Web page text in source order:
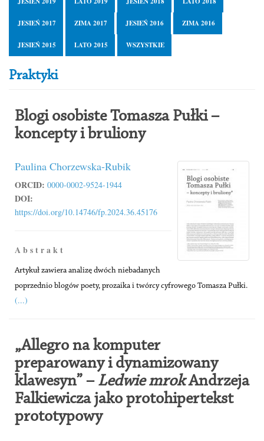
JESIEŃ 2017 ZIMA 2017 JESIEŃ 2016 ZIMA 2016
JESIEŃ 2015 LATO 2015 WSZYSTKIE
Praktyki
Blogi osobiste Tomasza Pułki –
koncepty i bruliony
Paulina Chorzewska-Rubik
ORCID: 0000-0002-9524-1944
DOI:
https://doi.org/10.14746/fp.2024.36.45176
A b s t r a k t
Artykuł zawiera analizę dwóch niebadanych
poprzednio blogów poety, prozaika i twórcy cyfrowego Tomasza Pułki.
(...)
„Allegro na komputer
preparowany i dynamizowany
klawesyn” – Ledwie mrokAndrzeja
Falkiewicza jako protohipertekst
prototypowy